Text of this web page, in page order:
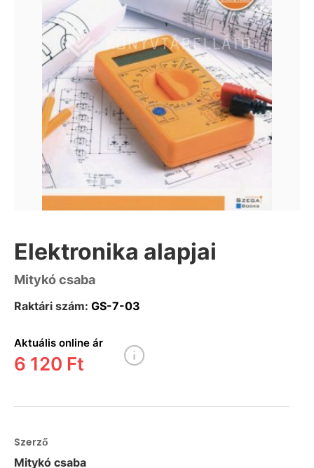
Elektronika alapjai
Mitykó csaba
Raktári szám: GS-7-03
Aktuális online ár
6 120 Ft
Szerző
Mitykó csaba